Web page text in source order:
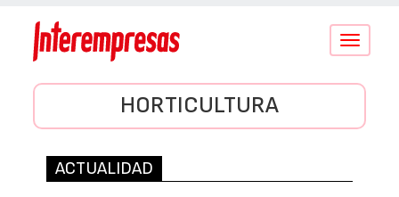
Conmutar
HORTICULTURA
ACTUALIDAD